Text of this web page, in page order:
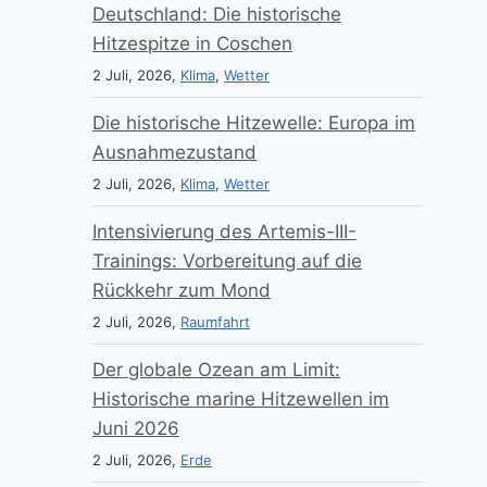
Deutschland: Die historische
Hitzespitze in Coschen
2 Juli, 2026, Klima, Wetter
Die historische Hitzewelle: Europa im
Ausnahmezustand
2 Juli, 2026, Klima, Wetter
Intensivierung des Artemis-III-
Trainings: Vorbereitung auf die
Rückkehr zum Mond
2 Juli, 2026, Raumfahrt
Der globale Ozean am Limit:
Historische marine Hitzewellen im
Juni 2026
2 Juli, 2026, Erde